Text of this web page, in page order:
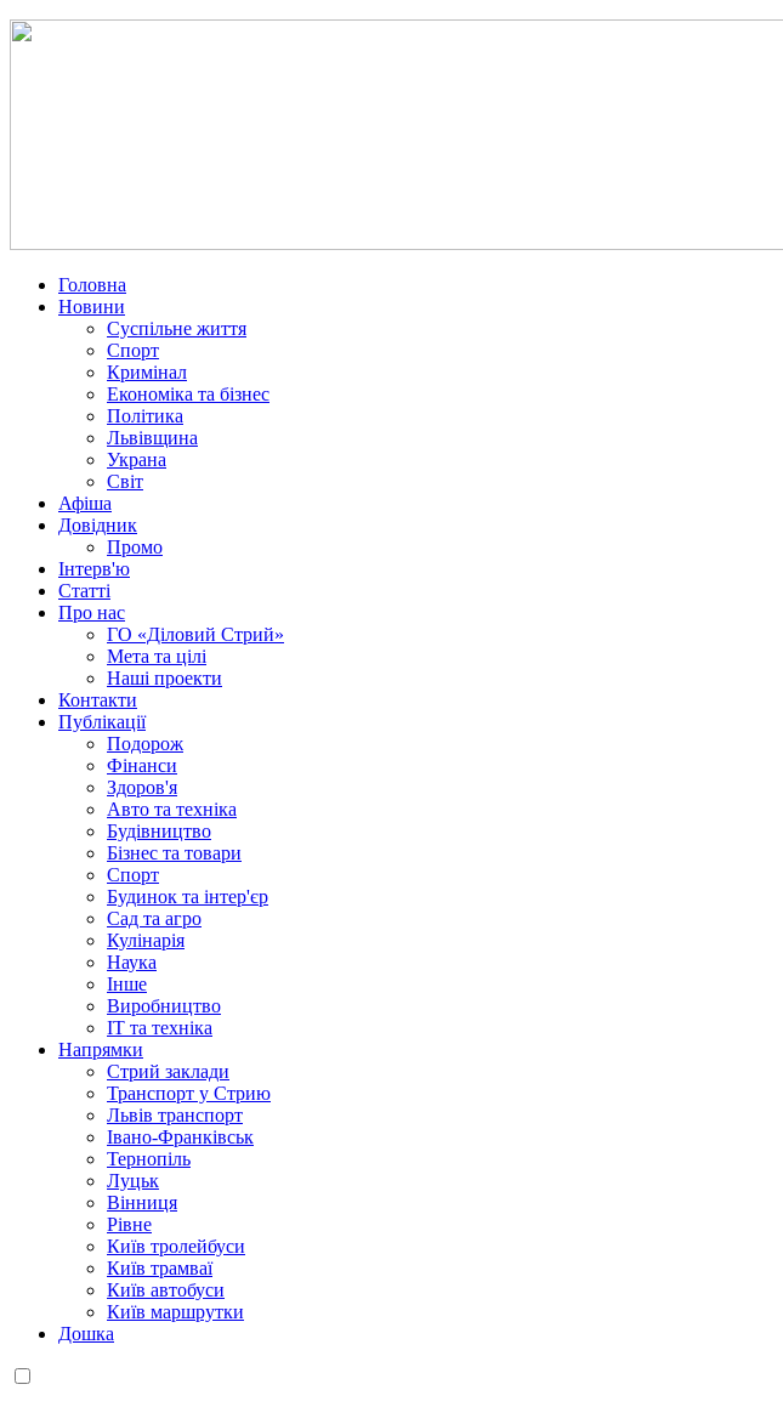
Головна
Новини
Суспільне життя
Спорт
Кримінал
Економіка та бізнес
Політика
Львівщина
Украна
Світ
Афіша
Довідник
Промо
Інтерв'ю
Статті
Про нас
ГО «Діловий Стрий»
Мета та цілі
Наші проекти
Контакти
Публікації
Подорож
Фінанси
Здоров'я
Авто та техніка
Будівництво
Бізнес та товари
Спорт
Будинок та інтер'єр
Сад та агро
Кулінарія
Наука
Інше
Виробництво
IT та техніка
Напрямки
Стрий заклади
Транспорт у Стрию
Львів транспорт
Івано-Франківськ
Тернопіль
Луцьк
Вінниця
Рівне
Київ тролейбуси
Київ трамваї
Київ автобуси
Київ маршрутки
Дошка